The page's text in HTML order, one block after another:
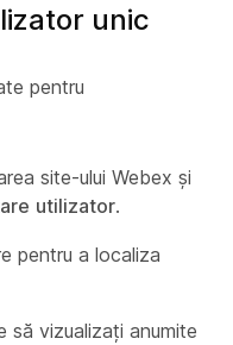
unic
pentru
site-ului Webex și
utilizator.
pentru a localiza
să vizualizați anumite